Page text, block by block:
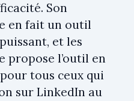
Son
en fait un outil
et les
propose l’outil en
tous ceux qui
sur LinkedIn au